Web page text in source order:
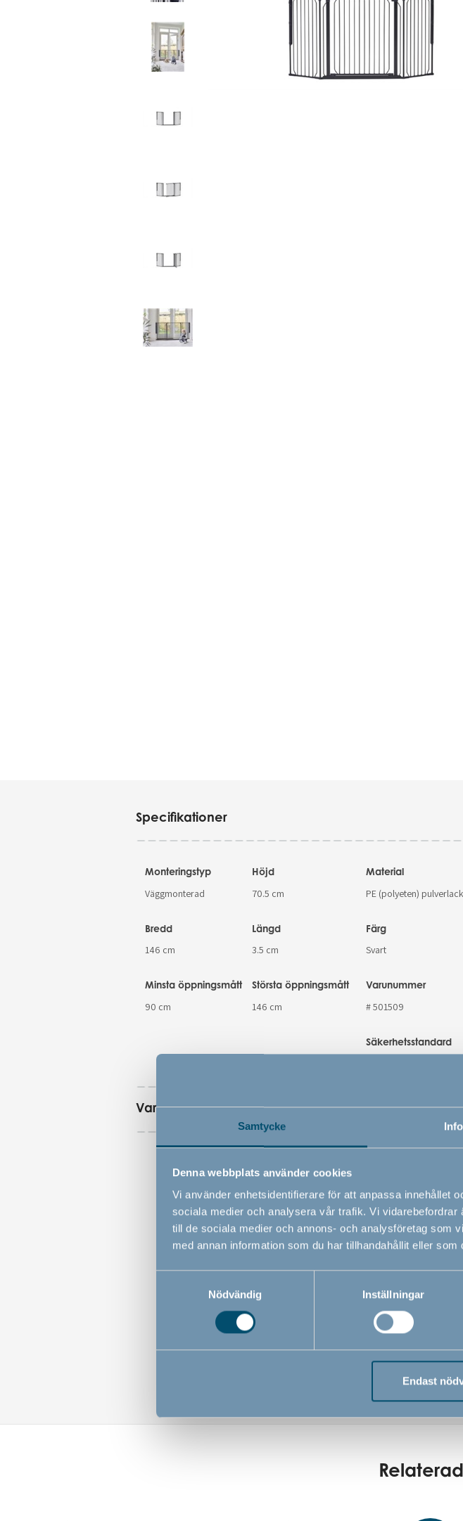
Samtycke
Denna webbplats använder cookies
Vi använder enhetsidentifierare för att anpassa innehållet
sociala medier och analysera vår trafik. Vi
till de sociala medier och annons- och analysföretag som
med annan information som du har tillhandahållit eller
Nödvändig
Inställningar
Endast
Specifikationer
Monteringstyp
Väggmonterad
Höjd
70.5 cm
Bredd
146 cm
Längd
3.5 cm
Minsta öppningsmått
90 cm
Största öppningsmått
146 cm
Material
PE (polyeten)
Färg
Svart
Varunummer
# 501509
Säkerhetsstandard
Varningar